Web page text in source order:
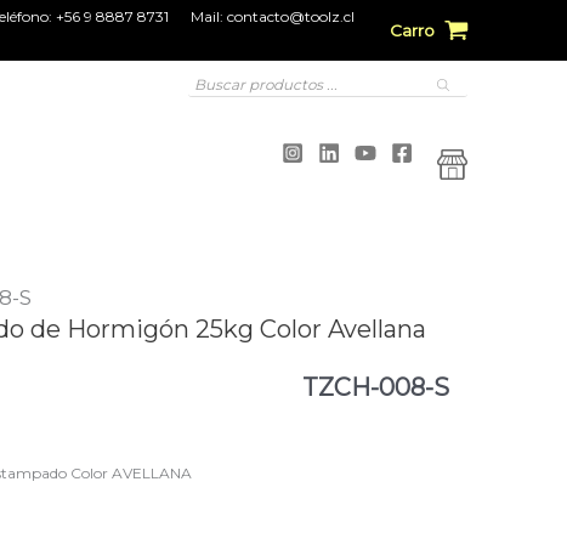
+56 9 8887 8731 Mail:contacto@toolz.cl
Carro
Búsqueda
de
S
de Hormigón 25kg Color Avellana
TZCH-008-S
Color AVELLANA